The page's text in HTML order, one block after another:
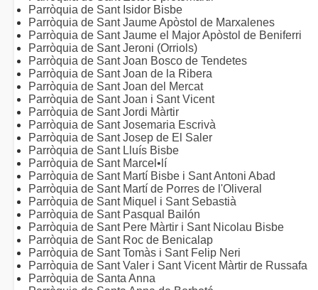
Parròquia de Sant Isidor Bisbe
Parròquia de Sant Jaume Apòstol de Marxalenes
Parròquia de Sant Jaume el Major Apòstol de Beniferri
Parròquia de Sant Jeroni (Orriols)
Parròquia de Sant Joan Bosco de Tendetes
Parròquia de Sant Joan de la Ribera
Parròquia de Sant Joan del Mercat
Parròquia de Sant Joan i Sant Vicent
Parròquia de Sant Jordi Màrtir
Parròquia de Sant Josemaria Escrivà
Parròquia de Sant Josep de El Saler
Parròquia de Sant Lluís Bisbe
Parròquia de Sant Marcel•lí
Parròquia de Sant Martí Bisbe i Sant Antoni Abad
Parròquia de Sant Martí de Porres de l'Oliveral
Parròquia de Sant Miquel i Sant Sebastià
Parròquia de Sant Pasqual Bailón
Parròquia de Sant Pere Màrtir i Sant Nicolau Bisbe
Parròquia de Sant Roc de Benicalap
Parròquia de Sant Tomàs i Sant Felip Neri
Parròquia de Sant Valer i Sant Vicent Màrtir de Russafa
Parròquia de Santa Anna